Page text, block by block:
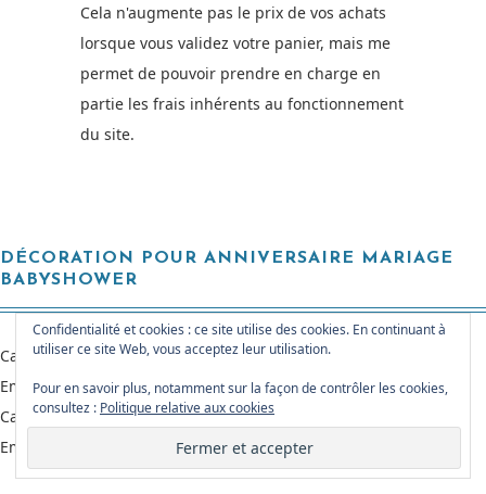
Cela n'augmente pas le prix de vos achats
lorsque vous validez votre panier, mais me
permet de pouvoir prendre en charge en
partie les frais inhérents au fonctionnement
du site.
DÉCORATION POUR ANNIVERSAIRE MARIAGE
BABYSHOWER
Cake Topper Personnalisé
Emporte-pièce prénom
Cake topper et emporte-pièce Mariage
Emporte-pièce pour Goûters Maison
Confidentialité et cookies : ce site utilise des cookies. En continuant à
utiliser ce site Web, vous acceptez leur utilisation.
Pour en savoir plus, notamment sur la façon de contrôler les cookies,
consultez : Politique relative aux cookies